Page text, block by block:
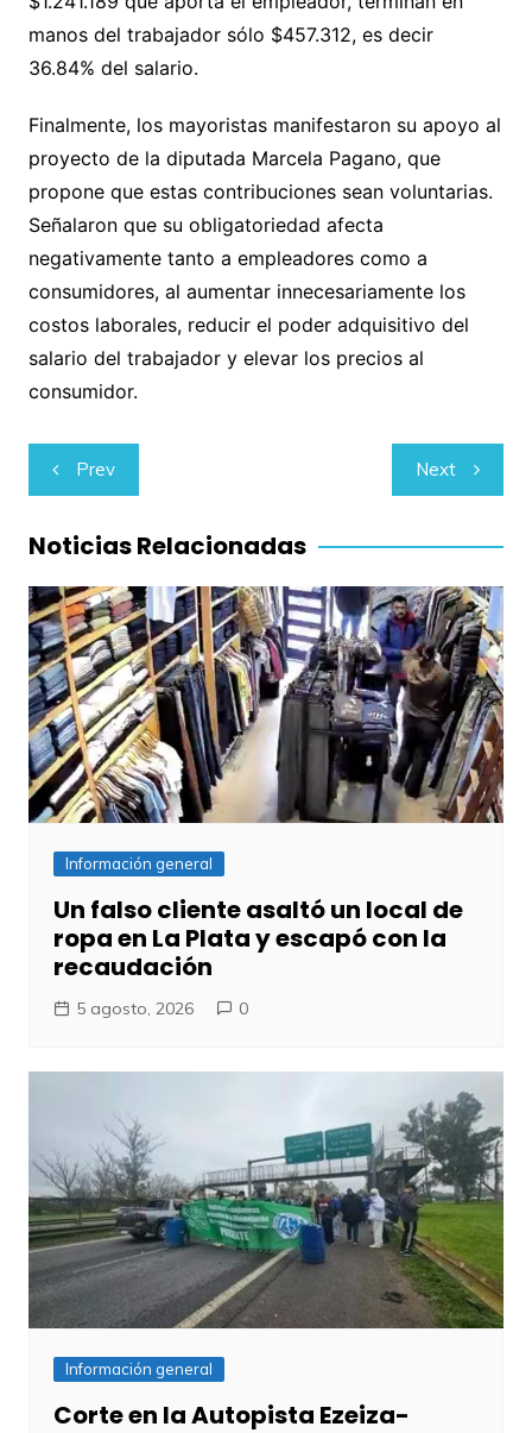
manos del trabajador sólo $457.312, es decir
36.84% del salario.
Finalmente, los mayoristas manifestaron su apoyo al
proyecto de la diputada Marcela Pagano, que
propone que estas contribuciones sean voluntarias.
Señalaron que su obligatoriedad afecta
negativamente tanto a empleadores como a
consumidores, al aumentar innecesariamente los
costos laborales, reducir el poder adquisitivo del
salario del trabajador y elevar los precios al
consumidor.
Navegación
de
entradas
Prev Next
Noticias Relacionadas
Información general
Un falso cliente asaltó un local de
ropa en La Plata y escapó con la
recaudación
5 agosto, 2026 0
Información general
Corte en la Autopista Ezeiza-